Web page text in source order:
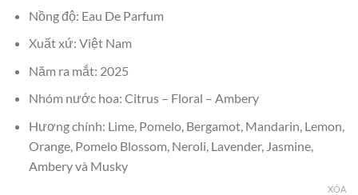
Nồng độ: Eau De Parfum
Xuất xứ: Việt Nam
Năm ra mắt: 2025
Nhóm nước hoa: Citrus – Floral – Ambery
Hương chính: Lime, Pomelo, Bergamot, Mandarin, Lemon,
Orange, Pomelo Blossom, Neroli, Lavender, Jasmine,
Ambery và Musky
XÓA